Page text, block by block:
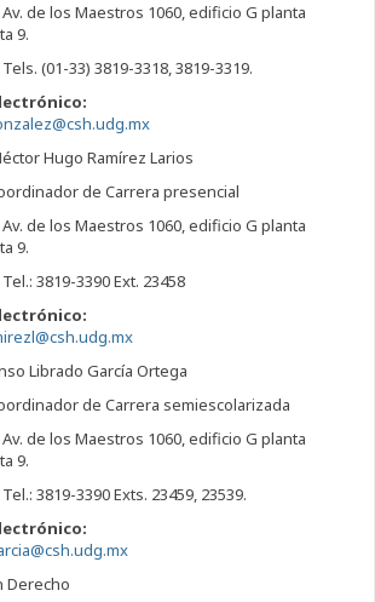
de los Maestros 1060, edificio G planta
9.
(01-33) 3819-3318, 3819-3319.
Hugo Ramírez Larios
de Carrera presencial
de los Maestros 1060, edificio G planta
9.
3819-3390 Ext. 23458
Librado García Ortega
de Carrera semiescolarizada
de los Maestros 1060, edificio G planta
9.
3819-3390 Exts. 23459, 23539.
Derecho